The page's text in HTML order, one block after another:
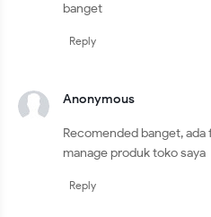
banget
Reply
Anonymous
Recomended banget, ada
manage produk toko saya
Reply